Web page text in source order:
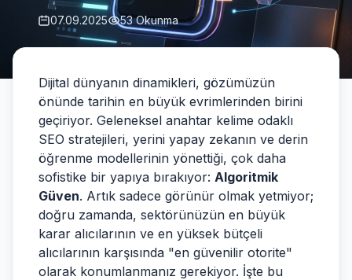
07.09.2025 53 Okunma
Dijital dünyanın dinamikleri, gözümüzün
önünde tarihin en büyük evrimlerinden birini
geçiriyor. Geleneksel anahtar kelime odaklı
SEO stratejileri, yerini yapay zekanın ve derin
öğrenme modellerinin yönettiği, çok daha
sofistike bir yapıya bırakıyor: Algoritmik
Güven. Artık sadece görünür olmak yetmiyor;
doğru zamanda, sektörünüzün en büyük
karar alıcılarının ve en yüksek bütçeli
alıcılarının karşısında "en güvenilir otorite"
olarak konumlanmanız gerekiyor. İşte bu